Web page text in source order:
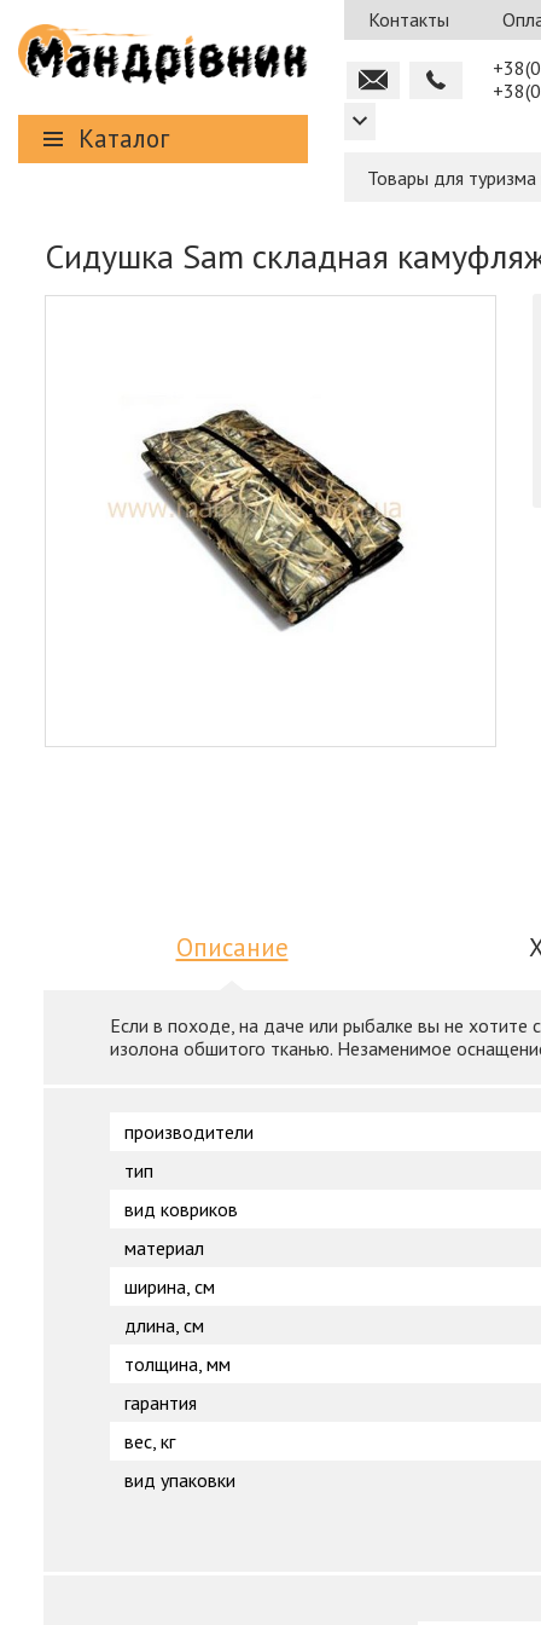
Каталог
Контакты
Товары для
Сидушка Sam складная
Описание
Если в походе, на даче или рыбалке вы не хотите
изолона обшитого тканью. Незаменимое
производители
тип
вид ковриков
материал
ширина, см
длина, см
толщина, мм
гарантия
вес, кг
вид упаковки